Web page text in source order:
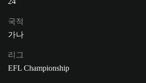
국적
가나
리그
EFL Championship